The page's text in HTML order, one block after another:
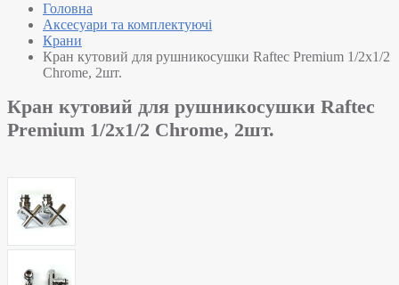
Головна
Аксесуари та комплектуючі
Крани
Кран кутовий для рушникосушки Raftec Premium 1/2х1/2
Chrome, 2шт.
Кран кутовий для рушникосушки Raftec
Premium 1/2х1/2 Chrome, 2шт.